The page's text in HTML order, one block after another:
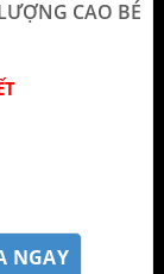
CAO BÉ
NGAY